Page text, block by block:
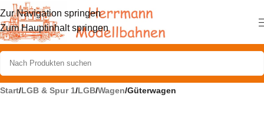
Zur Navigation springen
Zum Hauptinhalt springen
Start/LGB & Spur 1/LGB/Wagen/Güterwagen